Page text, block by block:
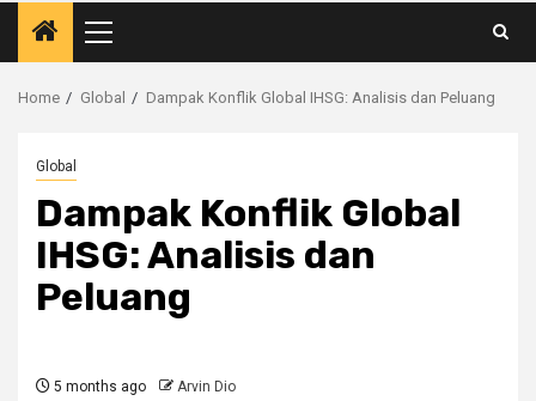
Primary
Menu
Home Global Dampak Konflik Global IHSG: Analisis dan Peluang
Global
Dampak Konflik Global
IHSG: Analisis dan
Peluang
5 months ago Arvin Dio